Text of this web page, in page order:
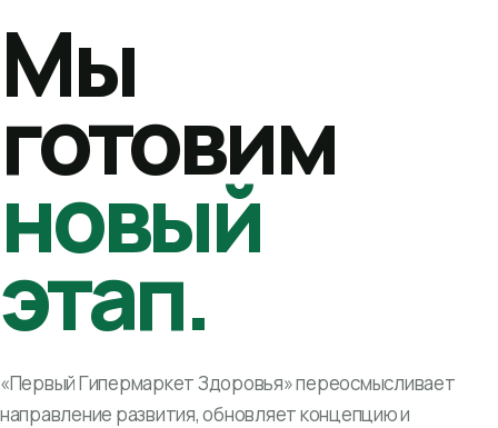
Мы
готовим
новый
этап.
«Первый Гипермаркет Здоровья» переосмысливает
направление развития, обновляет концепцию и